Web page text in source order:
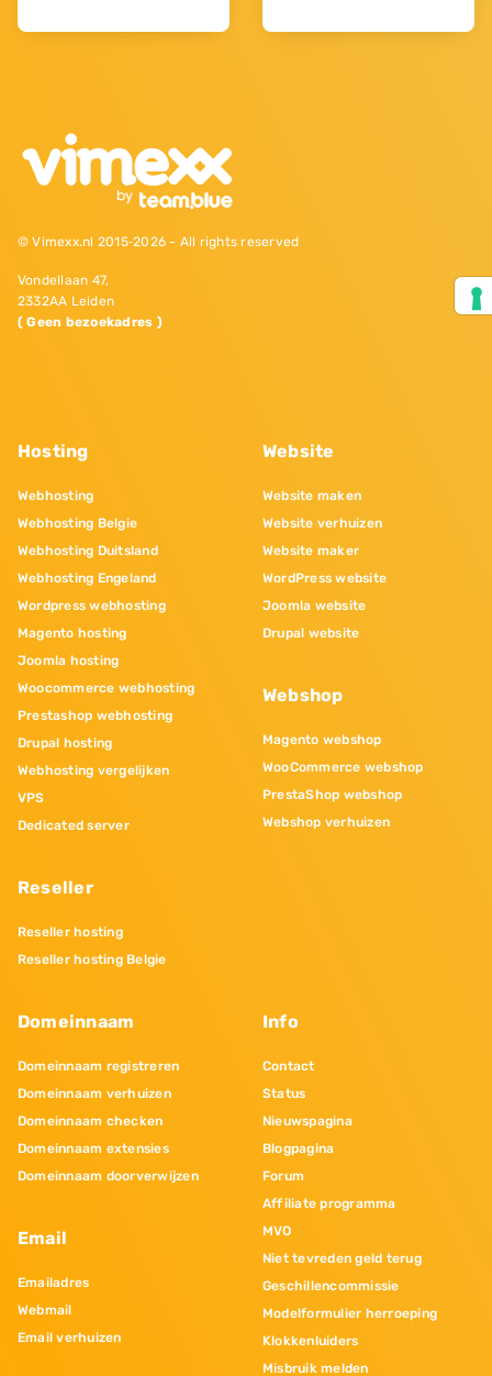
© Vimexx.nl 2015‐2026 - All rights reserved
Vondellaan 47,
2332AA Leiden
( Geen bezoekadres )
Hosting
Webhosting
Webhosting Belgie
Webhosting Duitsland
Webhosting Engeland
Wordpress webhosting
Magento hosting
Joomla hosting
Woocommerce webhosting
Prestashop webhosting
Drupal hosting
Webhosting vergelijken
VPS
Dedicated server
Reseller
Reseller hosting
Reseller hosting Belgie
Website
Website maken
Website verhuizen
Website maker
WordPress website
Joomla website
Drupal website
Webshop
Magento webshop
WooCommerce webshop
PrestaShop webshop
Webshop verhuizen
Domeinnaam
Domeinnaam registreren
Domeinnaam verhuizen
Domeinnaam checken
Domeinnaam extensies
Domeinnaam doorverwijzen
Email
Emailadres
Webmail
Email verhuizen
Info
Contact
Status
Nieuwspagina
Blogpagina
Forum
Affiliate programma
MVO
Niet tevreden geld terug
Geschillencommissie
Modelformulier herroeping
Klokkenluiders
Misbruik melden